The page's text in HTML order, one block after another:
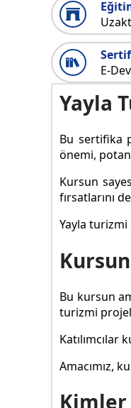
E-
Yayla
Bu sertifika
önemi,
Kursun
fırsatlarını
Yayla
Bu kursun
turizmi
Amacımız,
Kimler